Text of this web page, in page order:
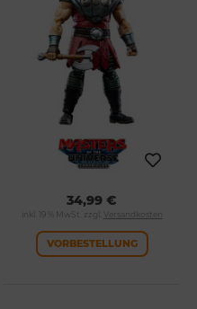
34,99 €
inkl. 19 % MwSt. zzgl. Versandkosten
VORBESTELLUNG